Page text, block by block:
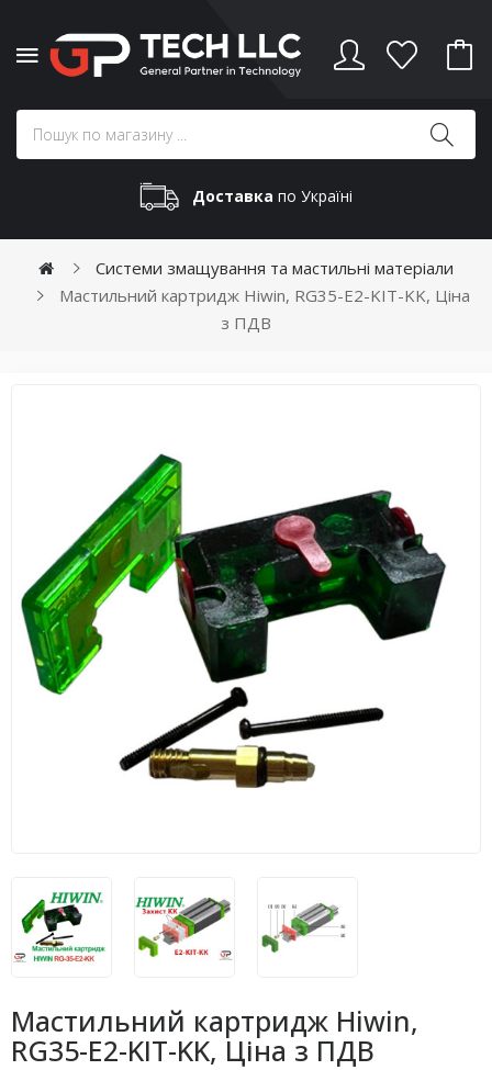
Доставка по Україні
Системи змащування та мастильні матеріали
Мастильний картридж Hiwin, RG35-E2-KIT-KK, Ціна
з ПДВ
Мастильний картридж Hiwin,
RG35-E2-KIT-KK, Ціна з ПДВ